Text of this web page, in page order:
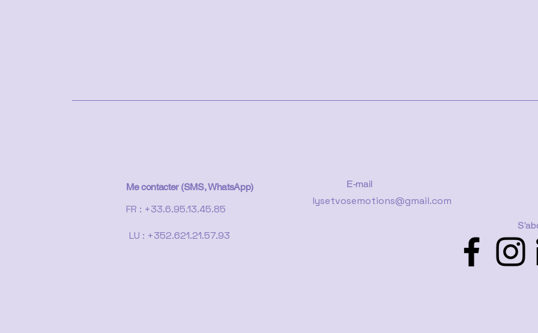
Me contacter (SMS, WhatsApp)
FR : +33.6.95.13.45.85
LU : +352.621.21.57.93
E-mail
lysetvosemotions@gmail.com